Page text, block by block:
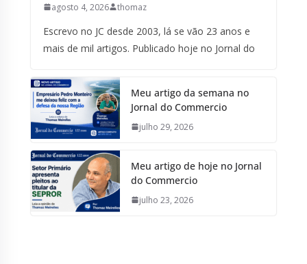
agosto 4, 2026 thomaz
Escrevo no JC desde 2003, lá se vão 23 anos e
mais de mil artigos. Publicado hoje no Jornal do
Meu artigo da semana no
Jornal do Commercio
julho 29, 2026
Meu artigo de hoje no Jornal
do Commercio
julho 23, 2026